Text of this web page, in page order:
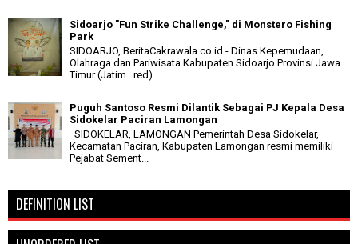
Sidoarjo "Fun Strike Challenge," di Monstero Fishing
Park
SIDOARJO, BeritaCakrawala.co.id - Dinas Kepemudaan,
Olahraga dan Pariwisata Kabupaten Sidoarjo Provinsi Jawa
Timur (Jatim...red)...
Puguh Santoso Resmi Dilantik Sebagai PJ Kepala Desa
Sidokelar Paciran Lamongan
SIDOKELAR, LAMONGAN Pemerintah Desa Sidokelar,
Kecamatan Paciran, Kabupaten Lamongan resmi memiliki
Pejabat Sement...
DEFINITION LIST